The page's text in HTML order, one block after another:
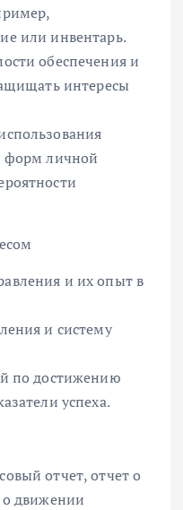
или инвентарь.
обеспечения и
интересы
форм личной
и их опыт в
и систему
по достижению
успеха.
отчет, отчет о
о движении